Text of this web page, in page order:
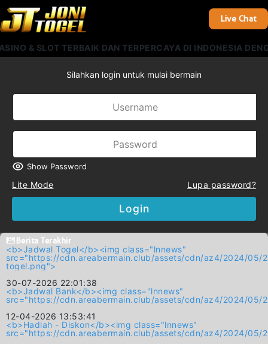
Live Chat
SLOT TERBAIK DAN TERPERCAYA DI INDONESIA DENGAN
Silahkan login untuk mulai bermain
Show Password
Lite Mode Lupa password?
Login
Berita Terakhir
<b>Jadwal Togel</b><img class="lnnews"
src="https://cdn.areabermain.club/assets/cdn/az4/2024/
togel.png">
30-07-2026 22:01:38
<b>Jadwal Bank</b><img class="lnnews"
src="https://cdn.areabermain.club/assets/cdn/az4/2024/
12-04-2026 13:53:41
<b>Hadiah - Diskon</b><img class="lnnews"
src="https://cdn.areabermain.club/assets/cdn/az4/2024/